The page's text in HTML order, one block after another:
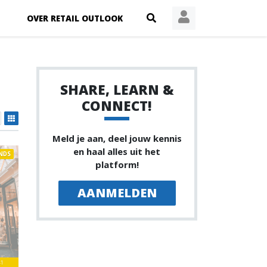
OVER RETAIL OUTLOOK
SHARE, LEARN &
CONNECT!
Meld je aan, deel jouw kennis
en haal alles uit het
platform!
AANMELDEN